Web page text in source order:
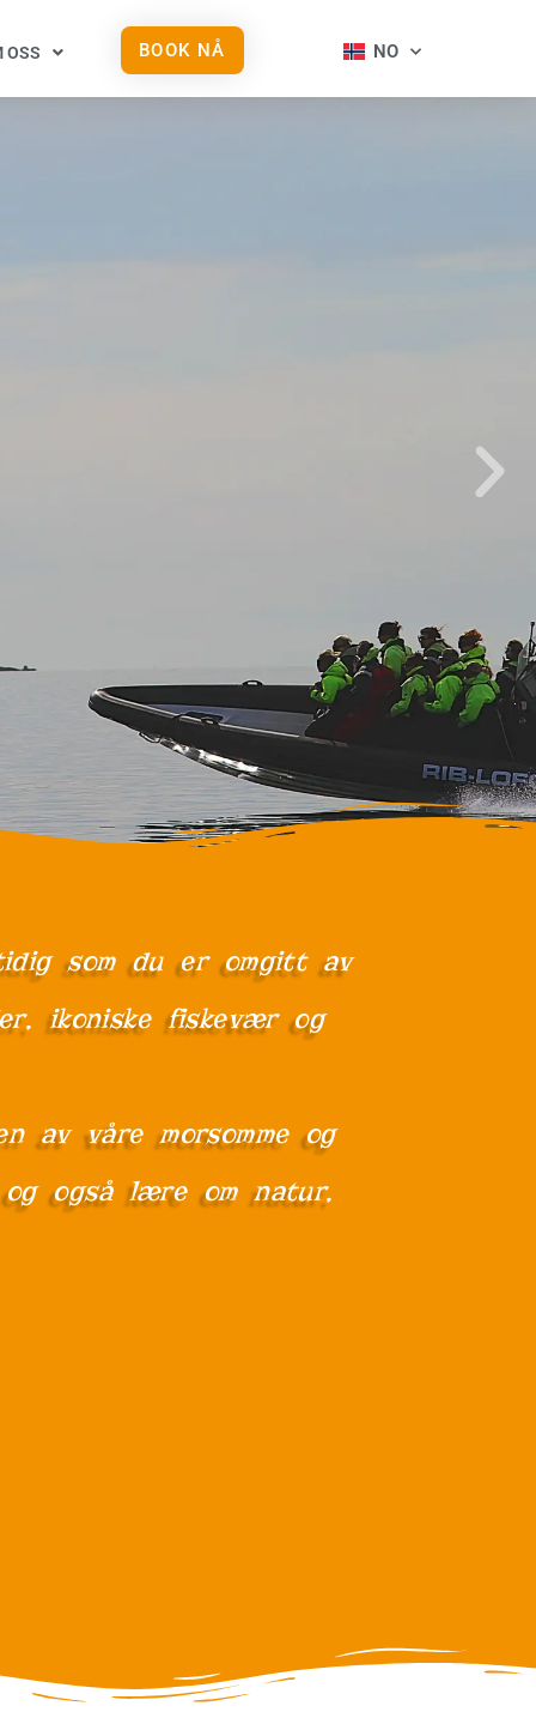
OSS BOOK NÅ NO
som du er omgitt av
ikoniske fiskevær og
av våre morsomme og
også lære om natur,